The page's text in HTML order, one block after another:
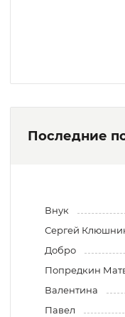
Последние
Внук
Сергей
Добро
Попредкин
Валентина
Павел